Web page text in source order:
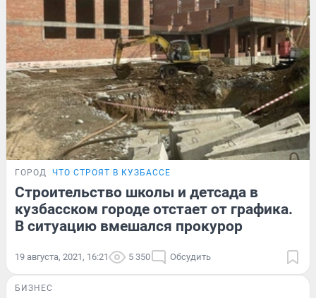
ГОРОД ЧТО СТРОЯТ В КУЗБАССЕ
Строительство школы и детсада в
кузбасском городе отстает от графика.
В ситуацию вмешался прокурор
19 августа, 2021, 16:21 5 350 Обсудить
БИЗНЕС